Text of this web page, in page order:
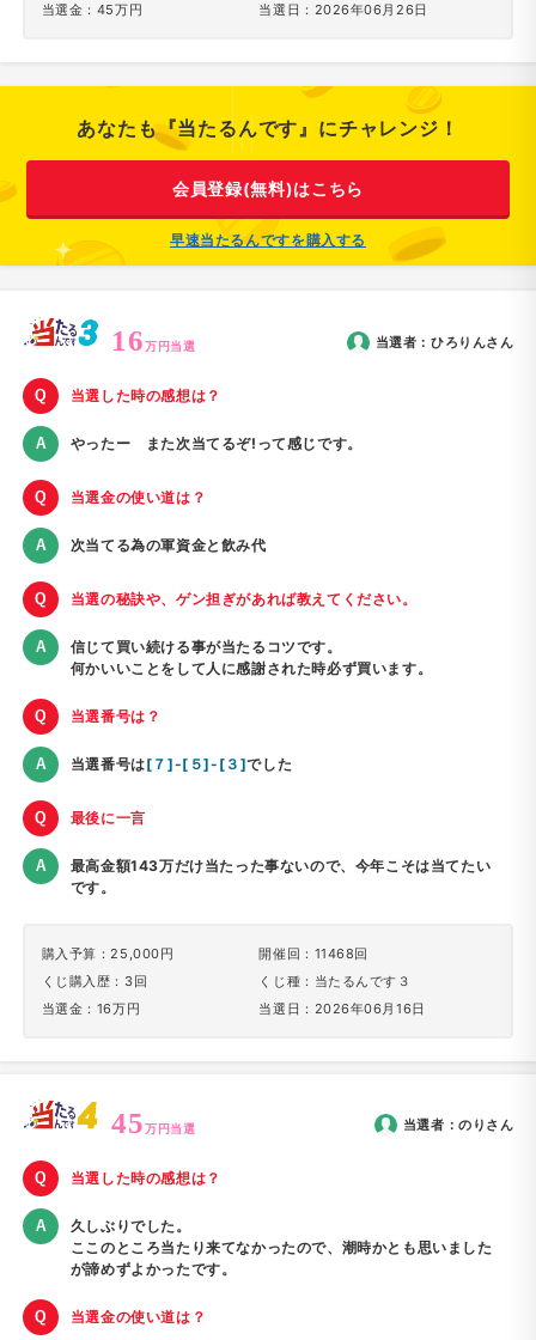
当選金：45万円
当選日：2026年06月26日
あなたも『当たるんです』にチャレンジ！
会員登録(無料)はこちら
早速当たるんですを購入する
16万円当選 当選者： ひろりんさん
当選した時の感想は？
やったー また次当てるぞ!って感じです。
当選金の使い道は？
次当てる為の軍資金と飲み代
当選の秘訣や、ゲン担ぎがあれば教えてください。
信じて買い続ける事が当たるコツです。
何かいいことをして人に感謝された時必ず買います。
当選番号は？
当選番号は[７]-[５]-[３]でした
最後に一言
最高金額143万だけ当たった事ないので、今年こそは当てたい
です。
購入予算：25,000円
くじ購入歴：3回
当選金：16万円
開催回：11468回
くじ種：当たるんです３
当選日：2026年06月16日
45万円当選 当選者：のり さん
当選した時の感想は？
久しぶりでした。
ここのところ当たり来てなかったので、潮時かとも思いました
が諦めずよかったです。
当選金の使い道は？